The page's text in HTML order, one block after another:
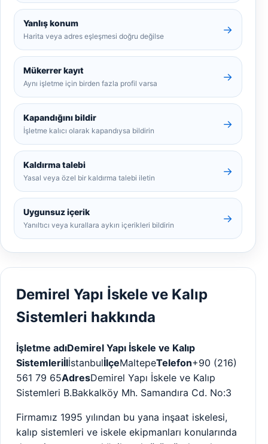
Yanlış konum
Harita veya adres eşleşmesi doğru değilse
→
Mükerrer kayıt
Aynı işletme için birden fazla profil varsa
→
Kapandığını bildir
İşletme kalıcı olarak kapandıysa bildirin
→
Kaldırma talebi
Yasal veya özel bir kaldırma talebi iletin
→
Uygunsuz içerik
Yanıltıcı veya kurallara aykırı içerikleri bildirin
→
Demirel Yapı İskele ve Kalıp
Sistemleri hakkında
İşletme adıDemirel Yapı İskele ve Kalıp
SistemleriİlİstanbulİlçeMaltepeTelefon+90 (216)
561 79 65AdresDemirel Yapı İskele ve Kalıp
Sistemleri B.Bakkalköy Mh. Samandıra Cd. No:3
Firmamız 1995 yılından bu yana inşaat iskelesi,
kalıp sistemleri ve iskele ekipmanları konularında